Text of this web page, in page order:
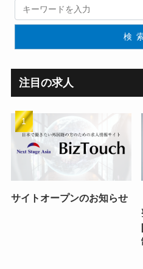
検
注目の求人
サイトオープンのお知らせ